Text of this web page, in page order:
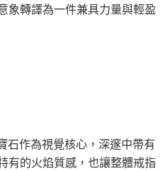
象轉譯為一件兼具力量與輕盈
石作為視覺核心，深邃中帶有
有的火焰質感，也讓整體戒指